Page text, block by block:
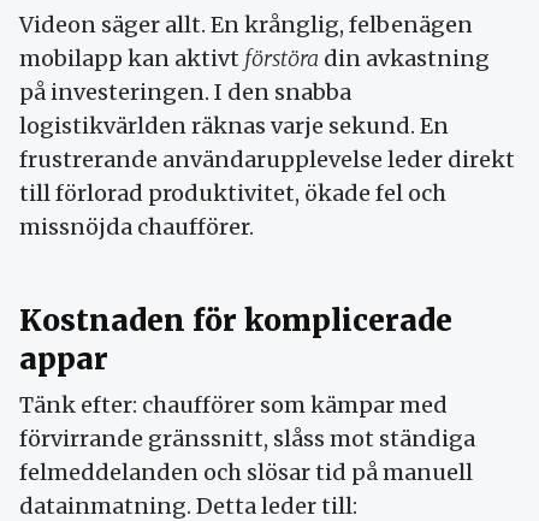
Videon säger allt. En krånglig, felbenägen
mobilapp kan aktivt förstöra din avkastning
på investeringen. I den snabba
logistikvärlden räknas varje sekund. En
frustrerande användarupplevelse leder direkt
till förlorad produktivitet, ökade fel och
missnöjda chaufförer.
Kostnaden för komplicerade
appar
Tänk efter: chaufförer som kämpar med
förvirrande gränssnitt, slåss mot ständiga
felmeddelanden och slösar tid på manuell
datainmatning. Detta leder till: